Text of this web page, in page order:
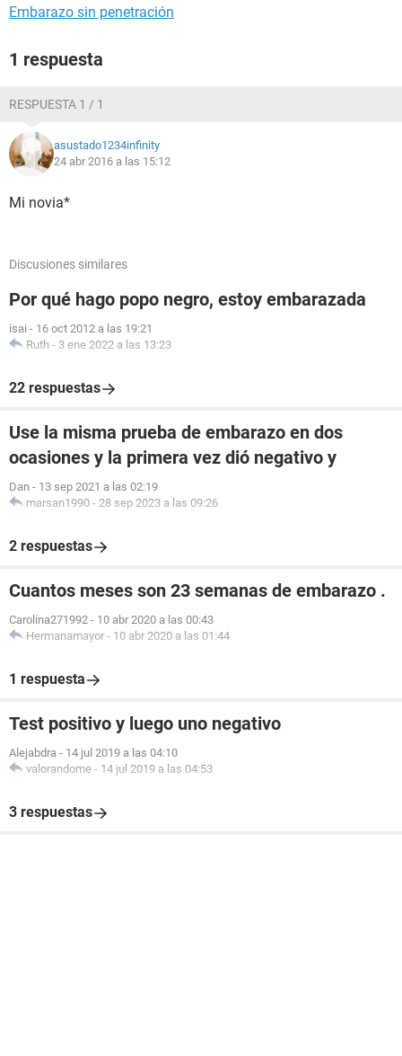
Embarazo sin penetración
1 respuesta
RESPUESTA 1 / 1
asustado1234infinity
24 abr 2016 a las 15:12
Mi novia*
Discusiones similares
Por qué hago popo negro, estoy embarazada
isai - 16 oct 2012 a las 19:21
Ruth - 3 ene 2022 a las 13:23
22 respuestas
Use la misma prueba de embarazo en dos
ocasiones y la primera vez dió negativo y
Dan - 13 sep 2021 a las 02:19
marsan1990 - 28 sep 2023 a las 09:26
2 respuestas
Cuantos meses son 23 semanas de embarazo .
Carolina271992 - 10 abr 2020 a las 00:43
Hermanamayor - 10 abr 2020 a las 01:44
1 respuesta
Test positivo y luego uno negativo
Alejabdra - 14 jul 2019 a las 04:10
valorandome - 14 jul 2019 a las 04:53
3 respuestas